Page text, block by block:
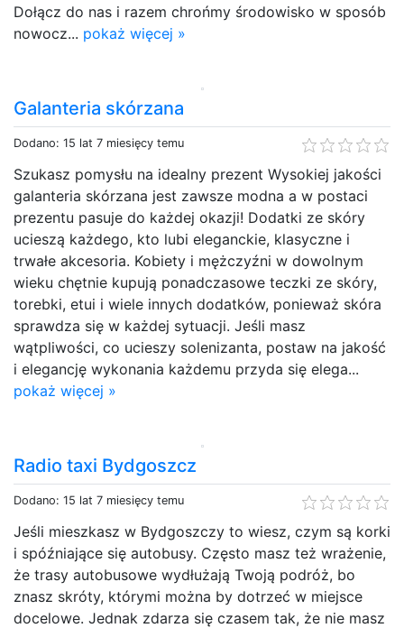
Dołącz do nas i razem chrońmy środowisko w sposób
nowocz... pokaż więcej »
Galanteria skórzana
Dodano: 15 lat 7 miesięcy temu
Szukasz pomysłu na idealny prezent Wysokiej jakości
galanteria skórzana jest zawsze modna a w postaci
prezentu pasuje do każdej okazji! Dodatki ze skóry
ucieszą każdego, kto lubi eleganckie, klasyczne i
trwałe akcesoria. Kobiety i mężczyźni w dowolnym
wieku chętnie kupują ponadczasowe teczki ze skóry,
torebki, etui i wiele innych dodatków, ponieważ skóra
sprawdza się w każdej sytuacji. Jeśli masz
wątpliwości, co ucieszy solenizanta, postaw na jakość
i elegancję wykonania każdemu przyda się elega...
pokaż więcej »
Radio taxi Bydgoszcz
Dodano: 15 lat 7 miesięcy temu
Jeśli mieszkasz w Bydgoszczy to wiesz, czym są korki
i spóźniające się autobusy. Często masz też wrażenie,
że trasy autobusowe wydłużają Twoją podróż, bo
znasz skróty, którymi można by dotrzeć w miejsce
docelowe. Jednak zdarza się czasem tak, że nie masz